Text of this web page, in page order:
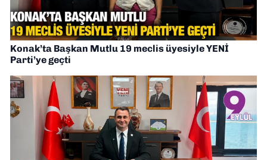
Konak’ta Başkan Mutlu 19 meclis üyesiyle YENİ
Parti’ye geçti